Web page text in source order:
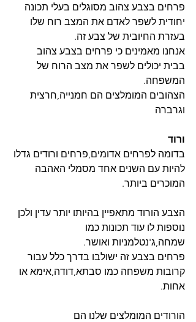
פרחים בצבע צהוב מסוגלים בעלי תכונה
יחודית לשפר לאדם את המצב רוח שלו
בעזרת החיובית של צבע זה.
אנחנו מאמינים כי פרחים בצבע צהוב
בבית יכולים לשפר את מצב הרוח של
המשפחה.
הצהובים המומלצים הם חמנייה,חרצית
וגרברה
ורוד
בדומה לפרחים אדומים,פרחים ורודים גדלו
להיות עם השנים אחד מסמלי האהבה
המוכרים ביותר.
הצבע הורוד מתאפיין בהיותו יותר עדין ולכן
נוספות לו עוד תכונות כמו
שמחה,ג'נטלמניות ואושר.
פרחים בצבע זה ישולבו בדרך כלל עבור
קרובות משפחה כמו סבתא,דודה,אימא או
אחות.
הורודים המומלצים שלנו הם